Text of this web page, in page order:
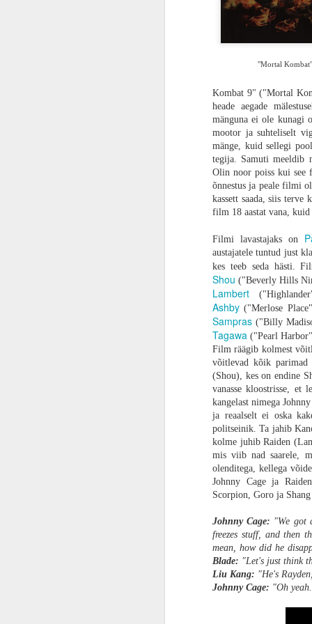
"Mortal
Kombat 9" ("Mortal
heade aegade
mänguna ei ole kunagi
mootor ja suhteliselt
mänge, kuid sellegi
tegija. Samuti meeldib
Olin noor poiss kui see
õnnestus ja peale filmi
kassett saada, siis terve
film 18 aastat vana, kuid
Filmi lavastajaks on
austajatele tuntud just
kes teeb seda hästi.
Shou ("Beverly Hills
Lambert
Ashby ("Merlose
Sampras ("Billy
Tagawa ("Pearl
Film räägib kolmest
võitlevad kõik
(Shou), kes on endine
vanasse kloostrisse, et
kangelast nimega
ja reaalselt ei oska
politseinik. Ta jahib
kolme juhib Raiden
mis viib nad saarele,
olenditega, kellega
Johnny Cage ja
Scorpion, Goro ja Shang
Johnny Cage: "We got
freezes stuff, and then
mean, how did he
Blade: "Let's just think
Liu Kang: "He's
Johnny Cage: "Oh
„28 aastat hiljem“ on Danny Boyle’i
stiililisi riske ja seda tihti žanri enda
saart. Enamik riskist teenib seda
õudusfilm. Enamik publikust
polariseeriv, mis lükkab õuduse fännid
Täiskasvanuks saamine apokalüpsise
keegi tegelikult ei oska öelda, et
unustanud oma nooruse ja lapsepõlve.
ja tema pere elavad isoleeritud
toimiva kogukonna luua. Ühel päeval
Briti saart. Seal kohtuvad nad nii
olnud. Mõistes, et keegi seal väljas
Kultusklassika ja žanrifilmide
kahjuks „28 kuud hiljem“ kunagi
ning uue triloogia esimene ning
teekond. „28 aastat hiljem“ ei ole
mitmeid veriseid vahejuhtumeid, mis
seega kinosaalis on ikka tunne, et